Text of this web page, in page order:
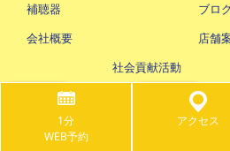
1分
WEB予約
アクセス
補聴器
ブロ
会社概要
店舗
社会貢献活動
Copyright © トム・フクダ Tom Fukuda